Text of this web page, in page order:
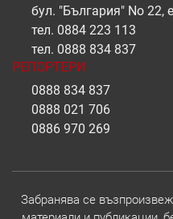
бул. "България" No 22,
тел. 0884 223 113
тел. 0888 834 837
РЕПОРТЕРИ
0888 834 837
0888 021 706
0886 970 269
Забранява се